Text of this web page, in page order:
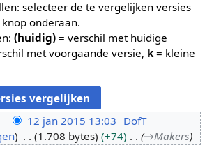
selecteer de te vergelijken versies
knop onderaan.
(huidig)= verschil met huidige
met voorgaande versie, k= kleine
12 jan 2015 13:03 DofT
1.708 bytes +74 →Makers